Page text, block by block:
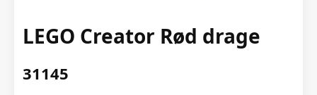
LEGO Creator Rød drage
31145